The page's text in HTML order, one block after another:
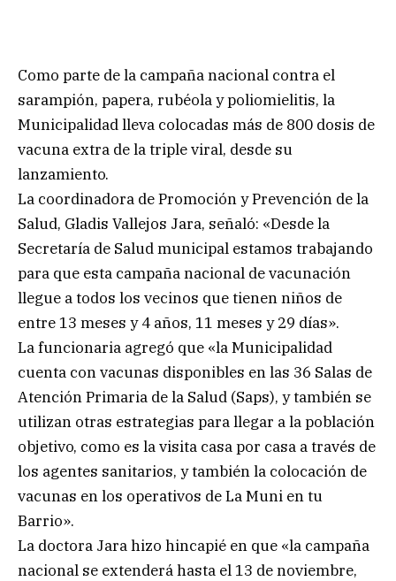
Como parte de la campaña nacional contra el
sarampión, papera, rubéola y poliomielitis, la
Municipalidad lleva colocadas más de 800 dosis de
vacuna extra de la triple viral, desde su
lanzamiento.
La coordinadora de Promoción y Prevención de la
Salud, Gladis Vallejos Jara, señaló: «Desde la
Secretaría de Salud municipal estamos trabajando
para que esta campaña nacional de vacunación
llegue a todos los vecinos que tienen niños de
entre 13 meses y 4 años, 11 meses y 29 días».
La funcionaria agregó que «la Municipalidad
cuenta con vacunas disponibles en las 36 Salas de
Atención Primaria de la Salud (Saps), y también se
utilizan otras estrategias para llegar a la población
objetivo, como es la visita casa por casa a través de
los agentes sanitarios, y también la colocación de
vacunas en los operativos de La Muni en tu
Barrio».
La doctora Jara hizo hincapié en que «la campaña
nacional se extenderá hasta el 13 de noviembre,